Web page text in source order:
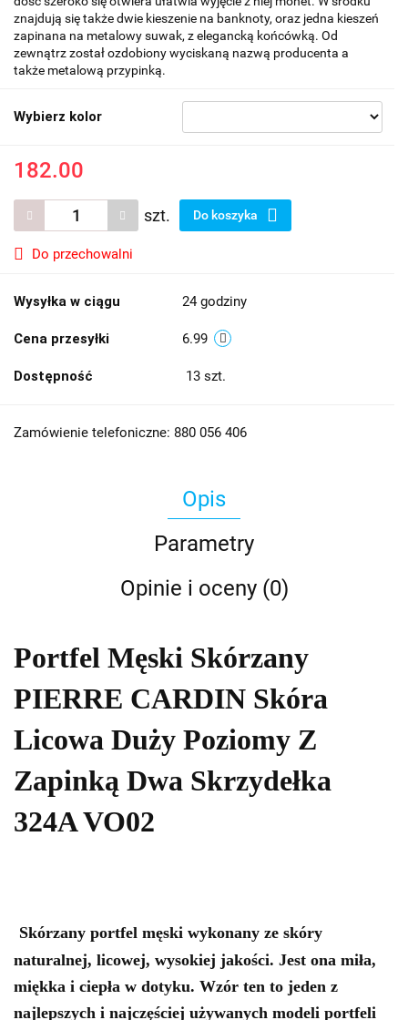
znajdują się także dwie kieszenie na banknoty, oraz jedna kieszeń
zapinana na metalowy suwak, z elegancką końcówką. Od
zewnątrz został ozdobiony wyciskaną nazwą producenta a
także metalową przypinką.
Wybierz kolor
182.00
szt. Do koszyka
Do przechowalni
Wysyłka w ciągu 24 godziny
Cena przesyłki 6.99
Dostępność 13 szt.
Zamówienie telefoniczne: 880 056 406
Opis
Parametry
Opinie i oceny (0)
Portfel Męski Skórzany
PIERRE CARDIN Skóra
Licowa Duży Poziomy Z
Zapinką Dwa Skrzydełka
324A VO02
Skórzany portfel męski wykonany ze skóry
naturalnej, licowej, wysokiej jakości. Jest ona miła,
miękka i ciepła w dotyku. Wzór ten to jeden z
najlepszych i najczęściej używanych modeli portfeli